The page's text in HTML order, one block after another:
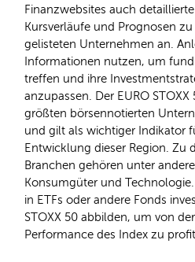
Finanzwebsites auch
Kursverläufe und Prognosen
gelisteten Unternehmen an.
Informationen nutzen, um
treffen und ihre
anzupassen. Der EURO
größten börsennotierten
und gilt als wichtiger Indikator
Entwicklung dieser Region. Zu
Branchen gehören unter
Konsumgüter und
in ETFs oder andere Fonds
STOXX 50 abbilden, um von
Performance des Index zu